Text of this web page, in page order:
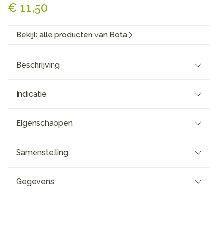
€ 11,50
Bekijk alle producten van Bota
Beschrijving
Indicatie
Eigenschappen
Samenstelling
Gegevens